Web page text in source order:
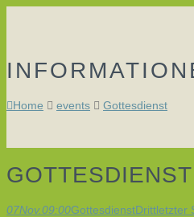
Home events Gottesdienst
GOTTESDIENST
07Nov.09:00GottesdienstDrittletzter